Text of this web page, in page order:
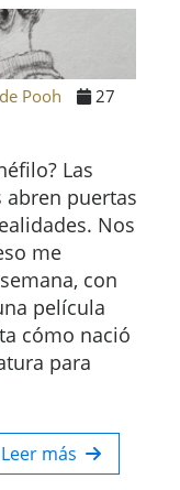
Pooh
27
Las
puertas
Nos
me
con
película
cómo nació
para
Leer más